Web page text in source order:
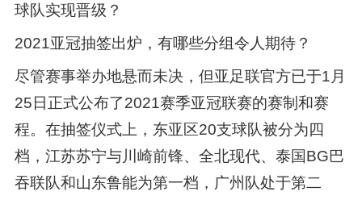
球队实现晋级？
2021亚冠抽签出炉，有哪些分组令人期待？
尽管赛事举办地悬而未决，但亚足联官方已于1月
25日正式公布了2021赛季亚冠联赛的赛制和赛
程。在抽签仪式上，东亚区20支球队被分为四
档，江苏苏宁与川崎前锋、全北现代、泰国BG巴
吞联队和山东鲁能为第一档，广州队处于第二